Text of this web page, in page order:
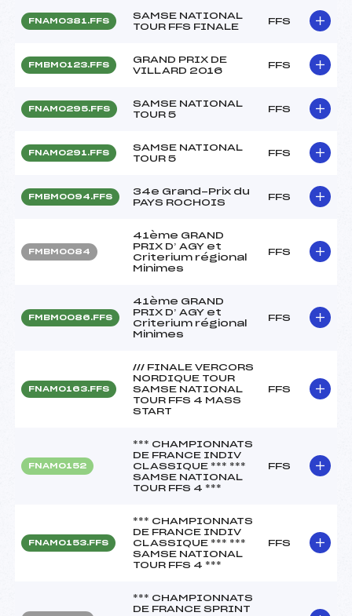
FNAM0381.FFS
SAMSE NATIONAL
TOUR FFS FINALE
FFS
FMBM0123.FFS
GRAND PRIX DE
VILLARD 2016
FFS
FNAM0295.FFS
SAMSE NATIONAL
TOUR 5
FFS
FNAM0291.FFS
SAMSE NATIONAL
TOUR 5
FFS
FMBM0094.FFS
34e Grand-Prix du
PAYS ROCHOIS
FFS
FMBM0084
41ème GRAND
PRIX D’ AGY et
Criterium régional
Minimes
FFS
FMBM0086.FFS
41ème GRAND
PRIX D’ AGY et
Criterium régional
Minimes
FFS
FNAM0163.FFS
/// FINALE VERCORS
NORDIQUE TOUR
SAMSE NATIONAL
TOUR FFS 4 MASS
START
FFS
FNAM0152
*** CHAMPIONNATS
DE FRANCE INDIV
CLASSIQUE *** ***
SAMSE NATIONAL
TOUR FFS 4 ***
FFS
FNAM0153.FFS
*** CHAMPIONNATS
DE FRANCE INDIV
CLASSIQUE *** ***
SAMSE NATIONAL
TOUR FFS 4 ***
FFS
*** CHAMPIONNATS
DE FRANCE SPRINT